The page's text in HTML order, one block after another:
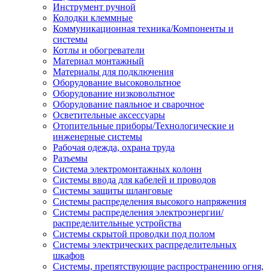
Инструмент ручной
Колодки клеммные
Коммуникационная техника/Компоненты и
системы
Котлы и обогреватели
Материал монтажный
Материалы для подключения
Оборудование высоковольтное
Оборудование низковольтное
Оборудование паяльное и сварочное
Осветительные аксессуары
Отопительные приборы/Технологические и
инженерные системы
Рабочая одежда, охрана труда
Разъемы
Система электромонтажных колонн
Системы ввода для кабелей и проводов
Системы защиты шланговые
Системы распределения высокого напряжения
Системы распределения электроэнергии/
распределительные устройства
Системы скрытой проводки под полом
Системы электрических распределительных
шкафов
Системы, препятствующие распространению огня,